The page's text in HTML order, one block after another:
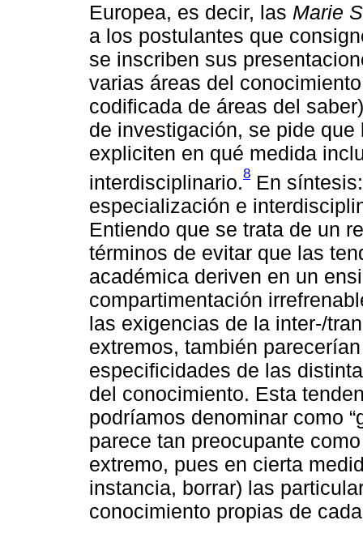
Europea, es decir, las Marie
a los postulantes que
se inscriben sus
varias áreas del
codificada de áreas del
de investigación, se pide
expliciten en qué medida
interdisciplinario.8 En
especialización e
Entiendo que se trata de un
términos de evitar que las
académica deriven en un
compartimentación
las exigencias de la inter-/
extremos, también
especificidades de las
del conocimiento. Esta
podríamos denominar como
parece tan preocupante
extremo, pues en cierta
instancia, borrar) las
conocimiento propias de